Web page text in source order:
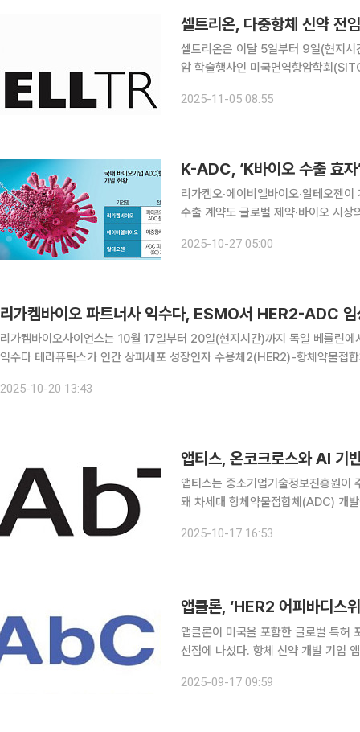
셀트리온은 이달 5일부터 9일(현지
암 학술행사인 미국면역항암학회
인 다중항체 면역항암제다. 세포 성장
2025-11-05 08:55
K-ADC, ‘K바이오 수출 효자
리가켐오‧에이비엘바이오‧알테오젠
수출 계약도 글로벌 제약‧바이오 시장의 새 격전지로 떠오른 항체약물접합체(ADC) 분야에서 한국
기술을 앞세워 글로벌 기술이전과 파
2025-10-27 05:00
리가켐바이오 파트너사 익수다, ESMO서 HER2-ADC 임
리가켐바이오사이언스는 10월 17일부터 20일(현지시간)까지 독일 베를린
익수다 테라퓨틱스가 인간 상피세포 성장인자 수용체2(HER2)-항체약물접
2025-10-20 13:43
앱티스, 온코크로스와 AI 기
앱티스는 중소기업기술정보진흥원이
돼 차세대 항체약물접합체(ADC) 개발에 나선다고 17일
운 약물 기전과 조합을 찾아내는 고
2025-10-17 16:53
앱클론이 미국을 포함한 글로벌 특허
선점에 나섰다. 항체 신약 개발 기업 앱클론은 ‘HER2 어피바디 기반 스위처블 CAR-T 기술’에 대
캐나다, 중국, 일본, 호주에 이어 세계
2025-09-17 09:59